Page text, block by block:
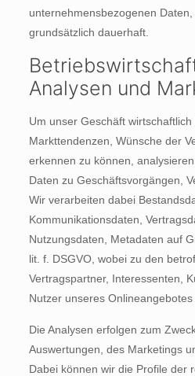
unternehmensbezogenen
grundsätzlich dauerhaft.
Analysen und
Um unser Geschäft wirtschaftlich
Markttendenzen, Wünsche der
erkennen zu können,
Daten zu Geschäftsvorgängen,
Wir verarbeiten dabei
Kommunikationsdaten,
Nutzungsdaten, Metadaten auf
lit. f. DSGVO, wobei zu den
Vertragspartner, Interessenten,
Nutzer unseres Onlineangebotes
Die Analysen erfolgen zum
Auswertungen, des Marketings
Dabei können wir die Profile der